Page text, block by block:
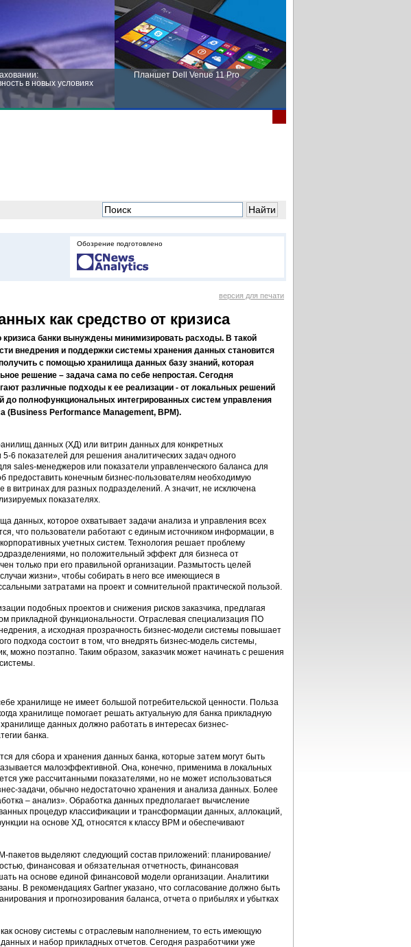
в новых условиях
Планшет Dell Venue 11 Pro
Обозрение подготовлено
версия для печати
как средство от кризиса
кризиса банки вынуждены минимизировать расходы. В такой
внедрения и поддержки системы хранения данных становится
с помощью хранилища данных базу знаний, которая
решение – задача сама по себе непростая. Сегодня
различные подходы к ее реализации - от локальных решений
до полнофункциональных интегрированных систем управления
(Business Performance Management, ВРМ).
данных (ХД) или витрин данных для конкретных
6 показателей для решения аналитических задач одного
sales-менеджеров или показатели управленческого баланса для
конечным бизнес-пользователям необходимую
витринах для разных подразделений. А значит, не исключена
показателях.
данных, которое охватывает задачи анализа и управления всех
что пользователи работают с единым источником информации, в
учетных систем. Технология решает проблему
но положительный эффект для бизнеса от
только при его правильной организации. Размытость целей
жизни», чтобы собирать в него все имеющиеся в
затратами на проект и сомнительной практической пользой.
подобных проектов и снижения рисков заказчика, предлагая
прикладной функциональности. Отраслевая специализация ПО
а исходная прозрачность бизнес-модели системы повышает
подхода состоит в том, что внедрять бизнес-модель системы,
можно поэтапно. Таким образом, заказчик может начинать с решения
хранилище не имеет большой потребительской ценности. Польза
хранилище помогает решать актуальную для банка прикладную
данных должно работать в интересах бизнес-
банка.
для сбора и хранения данных банка, которые затем могут быть
малоэффективной. Она, конечно, применима в локальных
уже рассчитанными показателями, но не может использоваться
задачи, обычно недостаточно хранения и анализа данных. Более
– анализ». Обработка данных предполагает вычисление
процедур классификации и трансформации данных, аллокаций,
на основе ХД, относятся к классу ВРМ и обеспечивают
пакетов выделяют следующий состав приложений: планирование/
финансовая и обязательная отчетность, финансовая
на основе единой финансовой модели организации. Аналитики
В рекомендациях Gartner указано, что согласование должно быть
и прогнозирования баланса, отчета о прибылях и убытках
основу системы с отраслевым наполнением, то есть имеющую
и набор прикладных отчетов. Сегодня разработчики уже